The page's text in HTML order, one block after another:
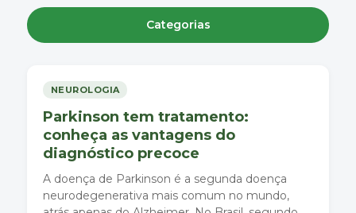
NEUROLOGIA
Parkinson tem tratamento:
conheça as vantagens do
diagnóstico precoce
A doença de Parkinson é a segunda doença
neurodegenerativa mais comum no mundo,
Categorias